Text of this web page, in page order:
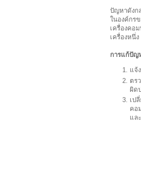
ปัญหาดังก
ในองค์กร
เครื่องคอ
เครื่องหนึ่ง
การแก้ปัญ
แจ้
ตร
ผิด
เป
คอ
แล